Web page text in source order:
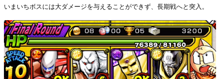
いまいちボスには大ダメージを与えることができず、長期戦へと突入。